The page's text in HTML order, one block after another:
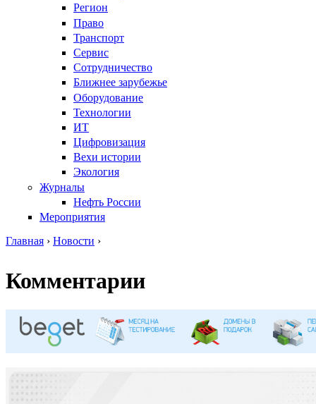
Регион
Право
Транспорт
Сервис
Сотрудничество
Ближнее зарубежье
Оборудование
Технологии
ИТ
Цифровизация
Вехи истории
Экология
Журналы
Нефть России
Мероприятия
Главная › Новости ›
Комментарии